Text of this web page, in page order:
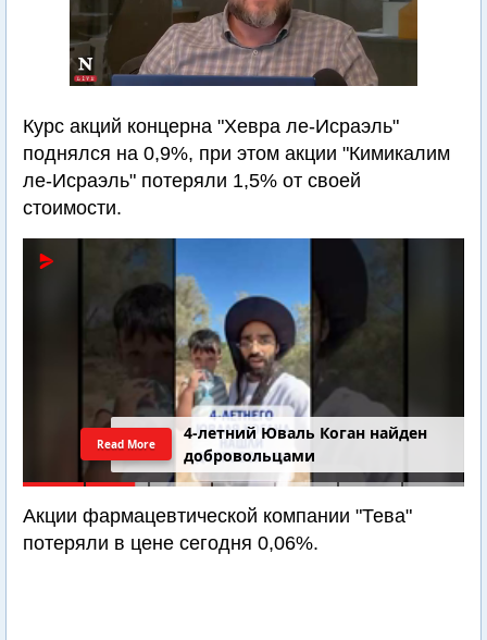
Курс акций концерна "Хевра ле-Исраэль"
поднялся на 0,9%, при этом акции "Кимикалим
ле-Исраэль" потеряли 1,5% от своей
стоимости.
4-летний Юваль Коган найден
добровольцами
Read More
Акции фармацевтической компании "Тева"
потеряли в цене сегодня 0,06%.